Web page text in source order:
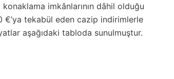
imkânlarının dâhil olduğu
tekabül eden cazip indirimlerle
aşağıdaki tabloda sunulmuştur.